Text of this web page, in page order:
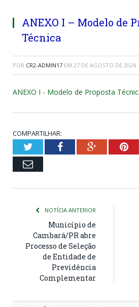
ANEXO I – Modelo de
Técnica
POR CR2-ADMIN17 EM 27 DE AGOSTO DE 2024
ANEXO I - Modelo de Proposta
COMPARTILHAR:
TwitterFacebookGoogle+
Email
NOTÍCIA ANTERIOR
Município de
Cambará/PR abre
Processo de Seleção
de Entidade de
Previdência
Complementar